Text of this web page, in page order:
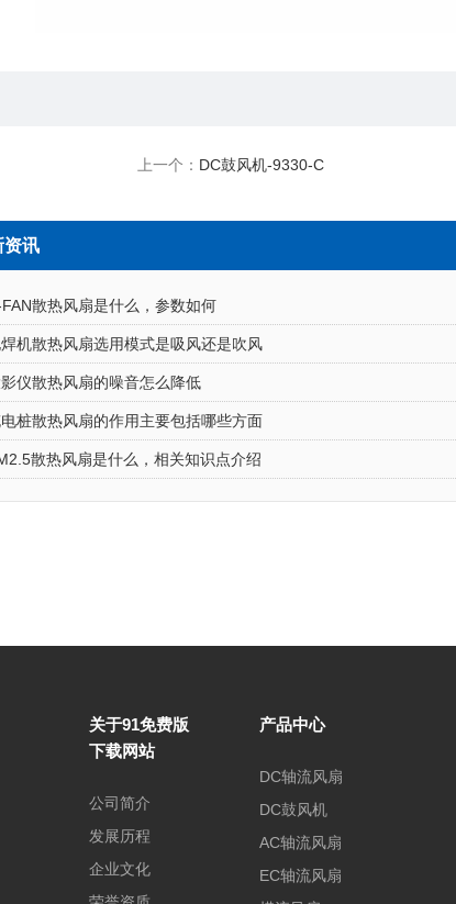
上一个： DC鼓风机-9330-C
资讯
散热风扇是什么，参数如何
机散热风扇选用模式是吸风还是吹风
仪散热风扇的噪音怎么降低
桩散热风扇的作用主要包括哪些方面
散热风扇是什么，相关知识点介绍
关于91免费版
下载网站
公司简介
发展历程
企业文化
产品中心
DC轴流风扇
DC鼓风机
AC轴流风扇
EC轴流风扇